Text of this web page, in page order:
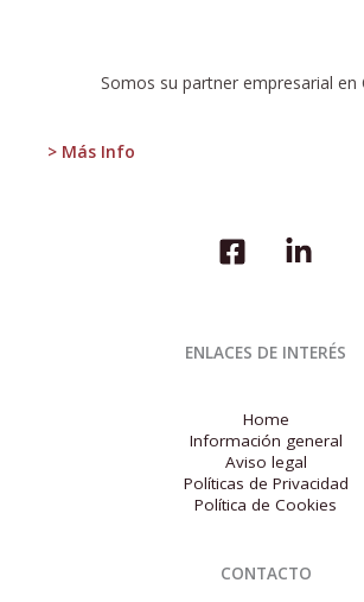
Somos su partner empresarial en
> Más Info
ENLACES DE INTERÉS
Home
Información general
Aviso legal
Políticas de Privacidad
Política de Cookies
CONTACTO